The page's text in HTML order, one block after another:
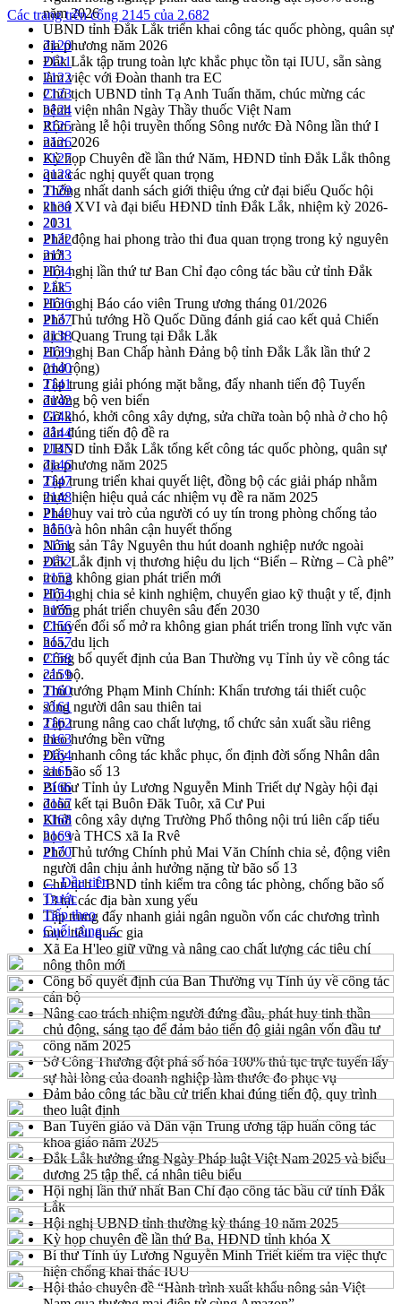
năm 2026
UBND tỉnh Đắk Lắk triển khai công tác quốc phòng, quân sự
địa phương năm 2026
Đắk Lắk tập trung toàn lực khắc phục tồn tại IUU, sẵn sàng
làm việc với Đoàn thanh tra EC
Chủ tịch UBND tỉnh Tạ Anh Tuấn thăm, chúc mừng các
bệnh viện nhân Ngày Thầy thuốc Việt Nam
Rộn ràng lễ hội truyền thống Sông nước Đà Nông lần thứ I
năm 2026
Kỳ họp Chuyên đề lần thứ Năm, HĐND tỉnh Đắk Lắk thông
qua các nghị quyết quan trọng
Thống nhất danh sách giới thiệu ứng cử đại biểu Quốc hội
khoá XVI và đại biểu HĐND tỉnh Đắk Lắk, nhiệm kỳ 2026-
2031
Phát động hai phong trào thi đua quan trọng trong kỷ nguyên
mới
Hội nghị lần thứ tư Ban Chỉ đạo công tác bầu cử tỉnh Đắk
Lắk
Hội nghị Báo cáo viên Trung ương tháng 01/2026
Phó Thủ tướng Hồ Quốc Dũng đánh giá cao kết quả Chiến
dịch Quang Trung tại Đắk Lắk
Hội nghị Ban Chấp hành Đảng bộ tỉnh Đắk Lắk lần thứ 2
(mở rộng)
Tập trung giải phóng mặt bằng, đẩy nhanh tiến độ Tuyến
đường bộ ven biển
Gỡ khó, khởi công xây dựng, sửa chữa toàn bộ nhà ở cho hộ
dân đúng tiến độ đề ra
UBND tỉnh Đắk Lắk tổng kết công tác quốc phòng, quân sự
địa phương năm 2025
Tập trung triển khai quyết liệt, đồng bộ các giải pháp nhằm
thực hiện hiệu quả các nhiệm vụ đề ra năm 2025
Phát huy vai trò của người có uy tín trong phòng chống tảo
hôn và hôn nhân cận huyết thống
Nông sản Tây Nguyên thu hút doanh nghiệp nước ngoài
Đắk Lắk định vị thương hiệu du lịch “Biển – Rừng – Cà phê”
trong không gian phát triển mới
Hội nghị chia sẻ kinh nghiệm, chuyển giao kỹ thuật y tế, định
hướng phát triển chuyên sâu đến 2030
Chuyển đổi số mở ra không gian phát triển trong lĩnh vực văn
hóa, du lịch
Công bố quyết định của Ban Thường vụ Tỉnh ủy về công tác
cán bộ.
Thủ tướng Phạm Minh Chính: Khẩn trương tái thiết cuộc
sống người dân sau thiên tai
Tập trung nâng cao chất lượng, tổ chức sản xuất sầu riêng
theo hướng bền vững
Đẩy nhanh công tác khắc phục, ổn định đời sống Nhân dân
sau bão số 13
Bí thư Tỉnh ủy Lương Nguyễn Minh Triết dự Ngày hội đại
đoàn kết tại Buôn Đăk Tuôr, xã Cư Pui
Khởi công xây dựng Trường Phổ thông nội trú liên cấp tiểu
học và THCS xã Ia Rvê
Phó Thủ tướng Chính phủ Mai Văn Chính chia sẻ, động viên
người dân chịu ảnh hưởng nặng từ bão số 13
Chủ tịch UBND tỉnh kiểm tra công tác phòng, chống bão số
13 tại các địa bàn xung yếu
Tập trung đẩy nhanh giải ngân nguồn vốn các chương trình
mục tiêu quốc gia
Xã Ea H'leo giữ vững và nâng cao chất lượng các tiêu chí
nông thôn mới
Công bố quyết định của Ban Thường vụ Tỉnh ủy về công tác
cán bộ
Nâng cao trách nhiệm người đứng đầu, phát huy tinh thần
chủ động, sáng tạo để đảm bảo tiến độ giải ngân vốn đầu tư
công năm 2025
Sở Công Thương đột phá số hóa 100% thủ tục trực tuyến lấy
sự hài lòng của doanh nghiệp làm thước đo phục vụ
Đảm bảo công tác bầu cử triển khai đúng tiến độ, quy trình
theo luật định
Ban Tuyên giáo và Dân vận Trung ương tập huấn công tác
khoa giáo năm 2025
Đắk Lắk hưởng ứng Ngày Pháp luật Việt Nam 2025 và biểu
dương 25 tập thể, cá nhân tiêu biểu
Hội nghị lần thứ nhất Ban Chỉ đạo công tác bầu cử tỉnh Đắk
Lắk
Hội nghị UBND tỉnh thường kỳ tháng 10 năm 2025
Kỳ họp chuyên đề lần thứ Ba, HĐND tỉnh khóa X
Bí thư Tỉnh ủy Lương Nguyễn Minh Triết kiểm tra việc thực
hiện chống khai thác IUU
Hội thảo chuyên đề “Hành trình xuất khẩu nông sản Việt
Các trang trên cổng 2145 của 2.682
2120
2121
2122
2123
2124
2125
2126
2127
2128
2129
2130
2131
2132
2133
2134
2135
2136
2137
2138
2139
2140
2141
2142
2143
2144
2145
2146
2147
2148
2149
2150
2151
2152
2153
2154
2155
2156
2157
2158
2159
2160
2161
2162
2163
2164
2165
2166
2167
2168
2169
2170
← Đầu tiên
Trước
Tiếp theo
Cuối cùng →